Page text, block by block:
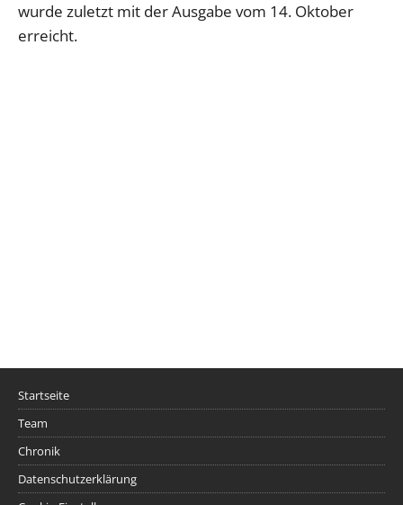
wurde zuletzt mit der Ausgabe vom 14. Oktober
erreicht.
Startseite
Team
Chronik
Datenschutzerklärung